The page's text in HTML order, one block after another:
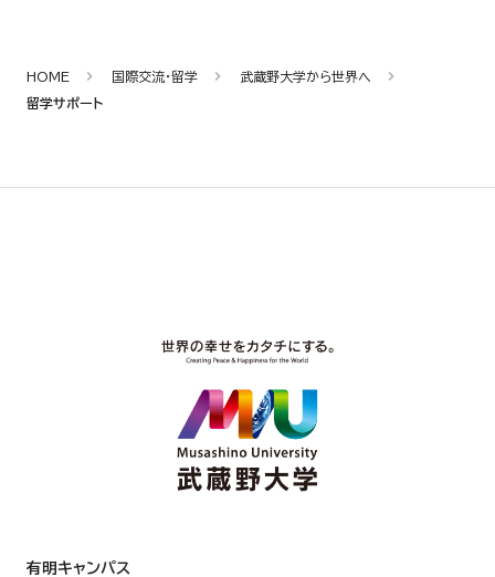
HOME 国際交流・留学
武蔵野大学から世界へ
留学サポート
有明キャンパス